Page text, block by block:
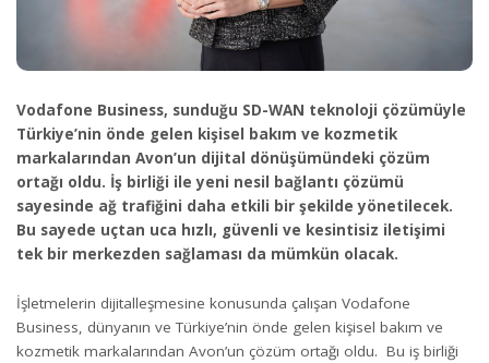
Vodafone Business, sunduğu SD-WAN teknoloji çözümüyle
Türkiye’nin önde gelen kişisel bakım ve kozmetik
markalarından Avon’un dijital dönüşümündeki çözüm
ortağı oldu. İş birliği ile yeni nesil bağlantı çözümü
sayesinde ağ trafiğini daha etkili bir şekilde yönetilecek.
Bu sayede uçtan uca hızlı, güvenli ve kesintisiz iletişimi
tek bir merkezden sağlaması da mümkün olacak.
İşletmelerin dijitalleşmesine konusunda çalışan Vodafone
Business, dünyanın ve Türkiye’nin önde gelen kişisel bakım ve
kozmetik markalarından Avon’un çözüm ortağı oldu. Bu iş birliği